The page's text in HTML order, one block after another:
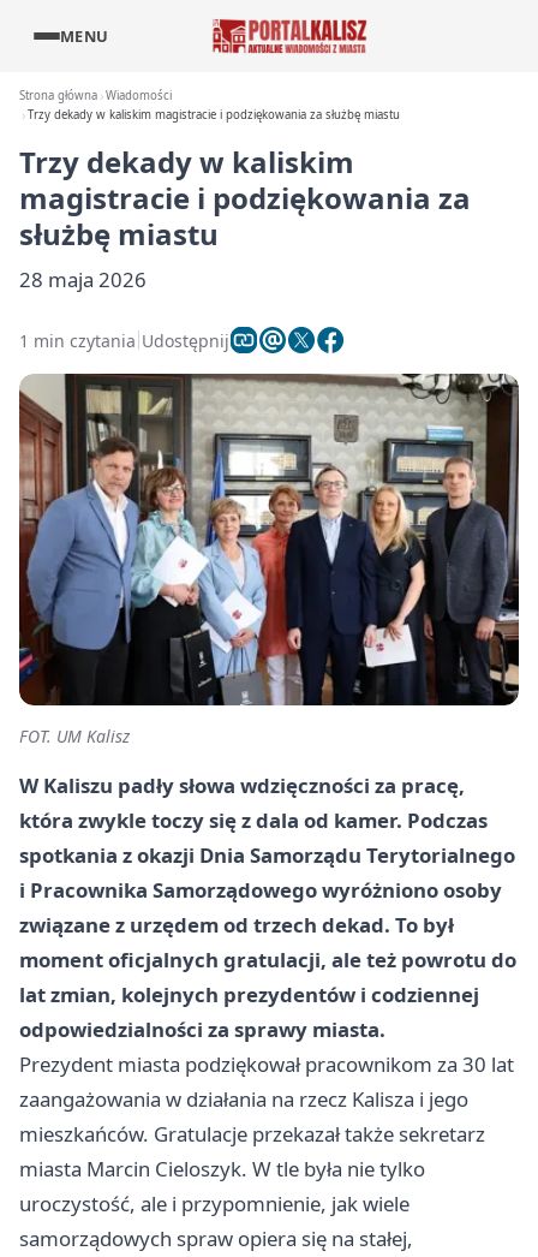
MENU
Strona główna Wiadomości
Trzy dekady w kaliskim magistracie i podziękowania za służbę miastu
Trzy dekady w kaliskim
magistracie i podziękowania za
służbę miastu
28 maja 2026
1 min czytania Udostępnij
FOT. UM Kalisz
W Kaliszu padły słowa wdzięczności za pracę,
która zwykle toczy się z dala od kamer. Podczas
spotkania z okazji Dnia Samorządu Terytorialnego
i Pracownika Samorządowego wyróżniono osoby
związane z urzędem od trzech dekad. To był
moment oficjalnych gratulacji, ale też powrotu do
lat zmian, kolejnych prezydentów i codziennej
odpowiedzialności za sprawy miasta.
Prezydent miasta podziękował pracownikom za 30 lat
zaangażowania w działania na rzecz Kalisza i jego
mieszkańców. Gratulacje przekazał także sekretarz
miasta Marcin Cieloszyk. W tle była nie tylko
uroczystość, ale i przypomnienie, jak wiele
samorządowych spraw opiera się na stałej,